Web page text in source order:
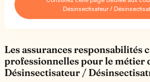
Désinsectisateur /
Les assurances responsabilités
professionnelles pour le métier
Désinsectisateur /